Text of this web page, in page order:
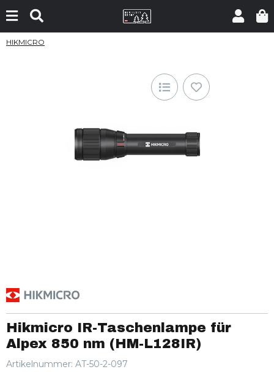
HIKMICRO
Hikmicro IR-Taschenlampe für
Alpex 850 nm (HM-L128IR)
Artikelnummer: AT-50-2-097